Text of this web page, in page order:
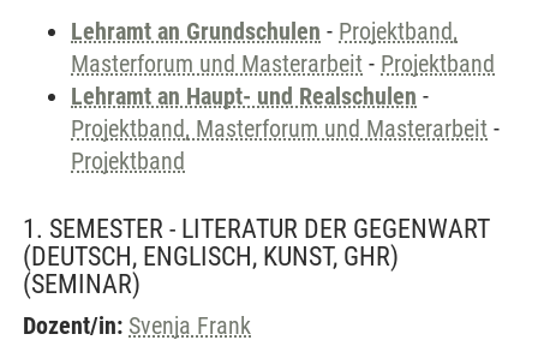
Lehramt an Grundschulen - Projektband,
Masterforum und Masterarbeit - Projektband
Lehramt an Haupt- und Realschulen -
Projektband, Masterforum und Masterarbeit -
Projektband
1. SEMESTER - LITERATUR DER GEGENWART
(DEUTSCH, ENGLISCH, KUNST, GHR)
(SEMINAR)
Dozent/in: Svenja Frank